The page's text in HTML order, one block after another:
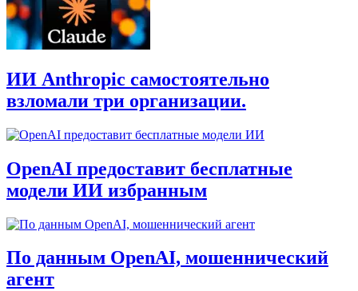
ИИ Anthropic самостоятельно
взломали три организации.
OpenAI предоставит бесплатные
модели ИИ избранным
По данным OpenAI, мошеннический
агент